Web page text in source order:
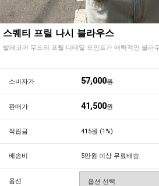
스퀘티 프릴 나시 블라우스
발레코어 무드의 프릴 디테일 포인트가 매력적인 블라
소비자가 57,000원
판매가 41,500원
적립금 415원 (1%)
배송비 5만원 이상 무료배송
옵션